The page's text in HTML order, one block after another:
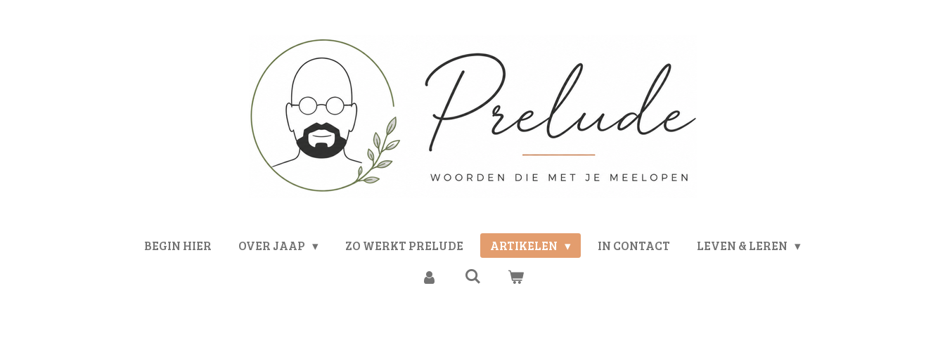
BEGIN HIER OVER JAAP ZO WERKT PRELUDE ARTIKELEN IN CONTACT LEVEN & LEREN